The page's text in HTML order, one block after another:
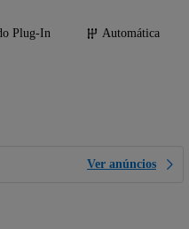
Plug-In
Automática
Ver anúncios